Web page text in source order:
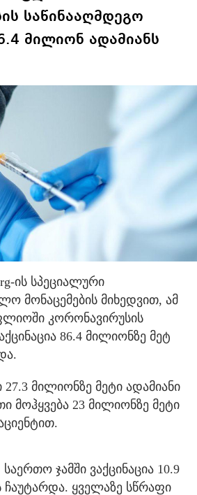
საწინააღმდეგო
მილიონ ადამიანს
ის სპეციალური
მონაცემების მიხედვით, ამ
კორონავირუსის
86.4 მილიონზე მეტ
27.3 მილიონზე მეტი ადამიანი
მოჰყვება 23 მილიონზე მეტი
ჯამში ვაქცინაცია 10.9
ჩაუტარდა. ყველაზე სწრაფი